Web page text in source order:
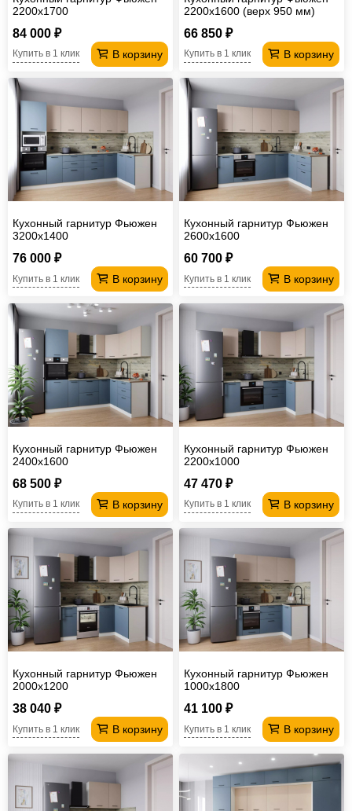
2200х1700
84 000 ₽
В корзину
Купить в 1 клик
2200х1600 (верх 950 мм)
66 850 ₽
В корзину
Купить в 1 клик
Кухонный гарнитур Фьюжен
3200х1400
76 000 ₽
В корзину
Купить в 1 клик
Кухонный гарнитур Фьюжен
2600х1600
60 700 ₽
В корзину
Купить в 1 клик
Кухонный гарнитур Фьюжен
2400х1600
68 500 ₽
В корзину
Купить в 1 клик
Кухонный гарнитур Фьюжен
2200х1000
47 470 ₽
В корзину
Купить в 1 клик
Кухонный гарнитур Фьюжен
2000х1200
38 040 ₽
В корзину
Купить в 1 клик
Кухонный гарнитур Фьюжен
1000х1800
41 100 ₽
В корзину
Купить в 1 клик